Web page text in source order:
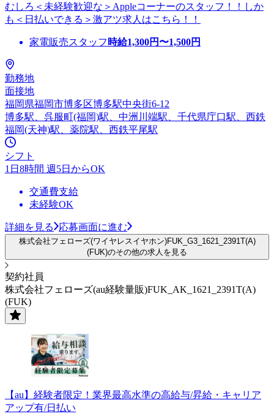
むしろ＜未経験歓迎な＞Appleコーナーのスタッフ！！しか
も＜日払いできる＞激アツ求人はこちら！！
家電販売スタッフ 時給1,300円〜1,500円
勤務地
面接地
福岡県福岡市博多区博多駅中央街6-12
博多駅、呉服町(福岡)駅、中洲川端駅、千代県庁口駅、西鉄
福岡(天神)駅、薬院駅、西鉄平尾駅
シフト
1日8時間 週5日からOK
交通費支給
未経験OK
詳細を見る 応募画面に進む
株式会社フェローズ(ワイヤレスイヤホン)FUK_G3_1621_2391T(A)
(FUK)のその他の求人を見る
契約社員
株式会社フェローズ(au経験量販)FUK_AK_1621_2391T(A)
(FUK)
【au】経験者限定！業界最高水準の高給与/昇給・キャリア
アップ有/日払い